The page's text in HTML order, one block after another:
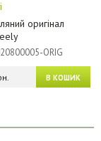
оригінал
ORIG
В КОШИК